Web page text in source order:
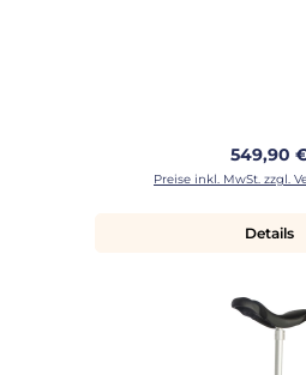
549,90
Preise inkl. MwSt. zzgl.
Details